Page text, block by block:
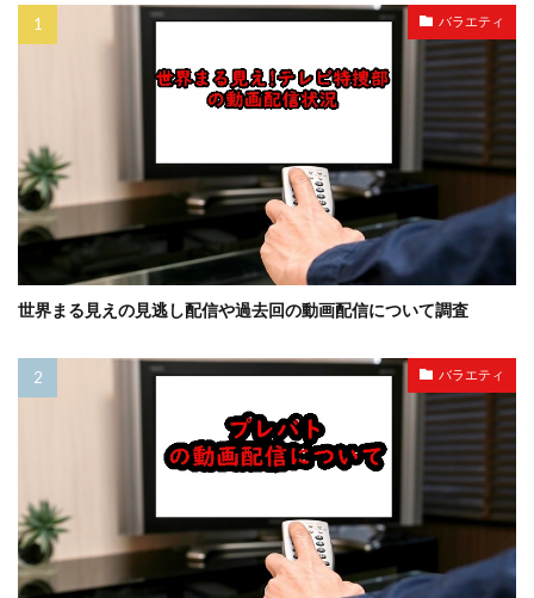
バラエティ
世界まる見えの見逃し配信や過去回の動画配信について調査
バラエティ